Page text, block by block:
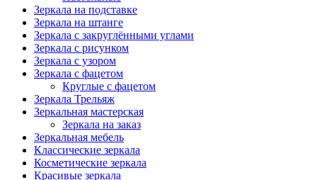
Зеркала на подставке
Зеркала на штанге
Зеркала с закруглёнными углами
Зеркала с рисунком
Зеркала с узором
Зеркала с фацетом
Круглые с фацетом
Зеркала Трельяж
Зеркальная мастерская
Зеркала на заказ
Зеркальная мебель
Классические зеркала
Косметические зеркала
Красивые зеркала